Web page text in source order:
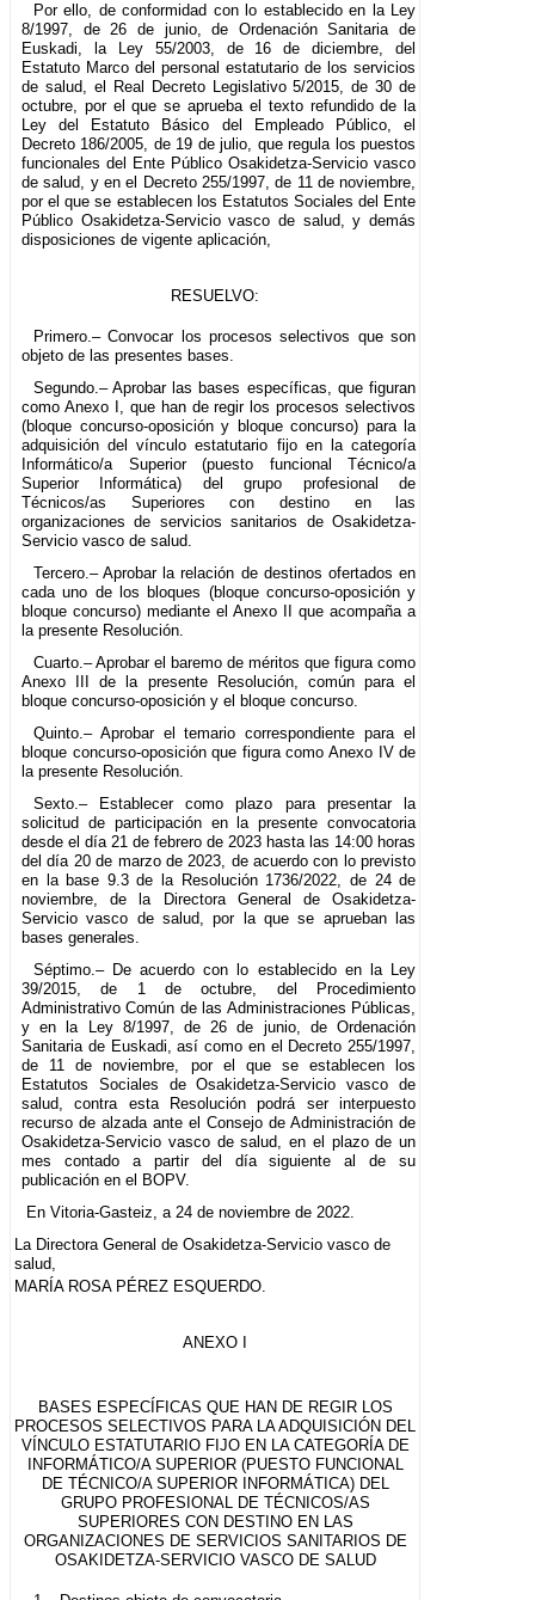
Por ello, de conformidad con lo establecido en la Ley
8/1997, de 26 de junio, de Ordenación Sanitaria de
Euskadi, la Ley 55/2003, de 16 de diciembre, del
Estatuto Marco del personal estatutario de los servicios
de salud, el Real Decreto Legislativo 5/2015, de 30 de
octubre, por el que se aprueba el texto refundido de la
Ley del Estatuto Básico del Empleado Público, el
Decreto 186/2005, de 19 de julio, que regula los puestos
funcionales del Ente Público Osakidetza-Servicio vasco
de salud, y en el Decreto 255/1997, de 11 de noviembre,
por el que se establecen los Estatutos Sociales del Ente
Público Osakidetza-Servicio vasco de salud, y demás
disposiciones de vigente aplicación,
RESUELVO:
Primero.– Convocar los procesos selectivos que son
objeto de las presentes bases.
Segundo.– Aprobar las bases específicas, que figuran
como Anexo I, que han de regir los procesos selectivos
(bloque concurso-oposición y bloque concurso) para la
adquisición del vínculo estatutario fijo en la categoría
Informático/a Superior (puesto funcional Técnico/a
Superior Informática) del grupo profesional de
Técnicos/as Superiores con destino en las
organizaciones de servicios sanitarios de Osakidetza-
Servicio vasco de salud.
Tercero.– Aprobar la relación de destinos ofertados en
cada uno de los bloques (bloque concurso-oposición y
bloque concurso) mediante el Anexo II que acompaña a
la presente Resolución.
Cuarto.– Aprobar el baremo de méritos que figura como
Anexo III de la presente Resolución, común para el
bloque concurso-oposición y el bloque concurso.
Quinto.– Aprobar el temario correspondiente para el
bloque concurso-oposición que figura como Anexo IV de
la presente Resolución.
Sexto.– Establecer como plazo para presentar la
solicitud de participación en la presente convocatoria
desde el día 21 de febrero de 2023 hasta las 14:00 horas
del día 20 de marzo de 2023, de acuerdo con lo previsto
en la base 9.3 de la Resolución 1736/2022, de 24 de
noviembre, de la Directora General de Osakidetza-
Servicio vasco de salud, por la que se aprueban las
bases generales.
Séptimo.– De acuerdo con lo establecido en la Ley
39/2015, de 1 de octubre, del Procedimiento
Administrativo Común de las Administraciones Públicas,
y en la Ley 8/1997, de 26 de junio, de Ordenación
Sanitaria de Euskadi, así como en el Decreto 255/1997,
de 11 de noviembre, por el que se establecen los
Estatutos Sociales de Osakidetza-Servicio vasco de
salud, contra esta Resolución podrá ser interpuesto
recurso de alzada ante el Consejo de Administración de
Osakidetza-Servicio vasco de salud, en el plazo de un
mes contado a partir del día siguiente al de su
publicación en el BOPV.
En Vitoria-Gasteiz, a 24 de noviembre de 2022.
La Directora General de Osakidetza-Servicio vasco de
salud,
MARÍA ROSA PÉREZ ESQUERDO.
ANEXO I
BASES ESPECÍFICAS QUE HAN DE REGIR LOS
PROCESOS SELECTIVOS PARA LA ADQUISICIÓN DEL
VÍNCULO ESTATUTARIO FIJO EN LA CATEGORÍA DE
INFORMÁTICO/A SUPERIOR (PUESTO FUNCIONAL
DE TÉCNICO/A SUPERIOR INFORMÁTICA) DEL
GRUPO PROFESIONAL DE TÉCNICOS/AS
SUPERIORES CON DESTINO EN LAS
ORGANIZACIONES DE SERVICIOS SANITARIOS DE
OSAKIDETZA-SERVICIO VASCO DE SALUD